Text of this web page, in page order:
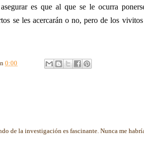
es que al que se le ocurra
se les acercarán o no, pero de los
0:00
de la investigación es fascinante. Nunca me